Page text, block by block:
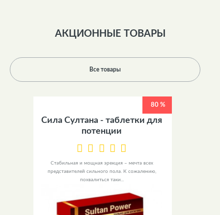
АКЦИОННЫЕ ТОВАРЫ
Все товары
80 %
Сила Султана - таблетки для
потенции
Стабильная и мощная эрекция – мечта всех
представителей сильного пола. К сожалению,
похвалиться таки...